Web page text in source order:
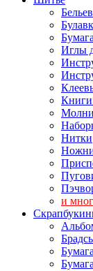
Иглы
Нитки
и